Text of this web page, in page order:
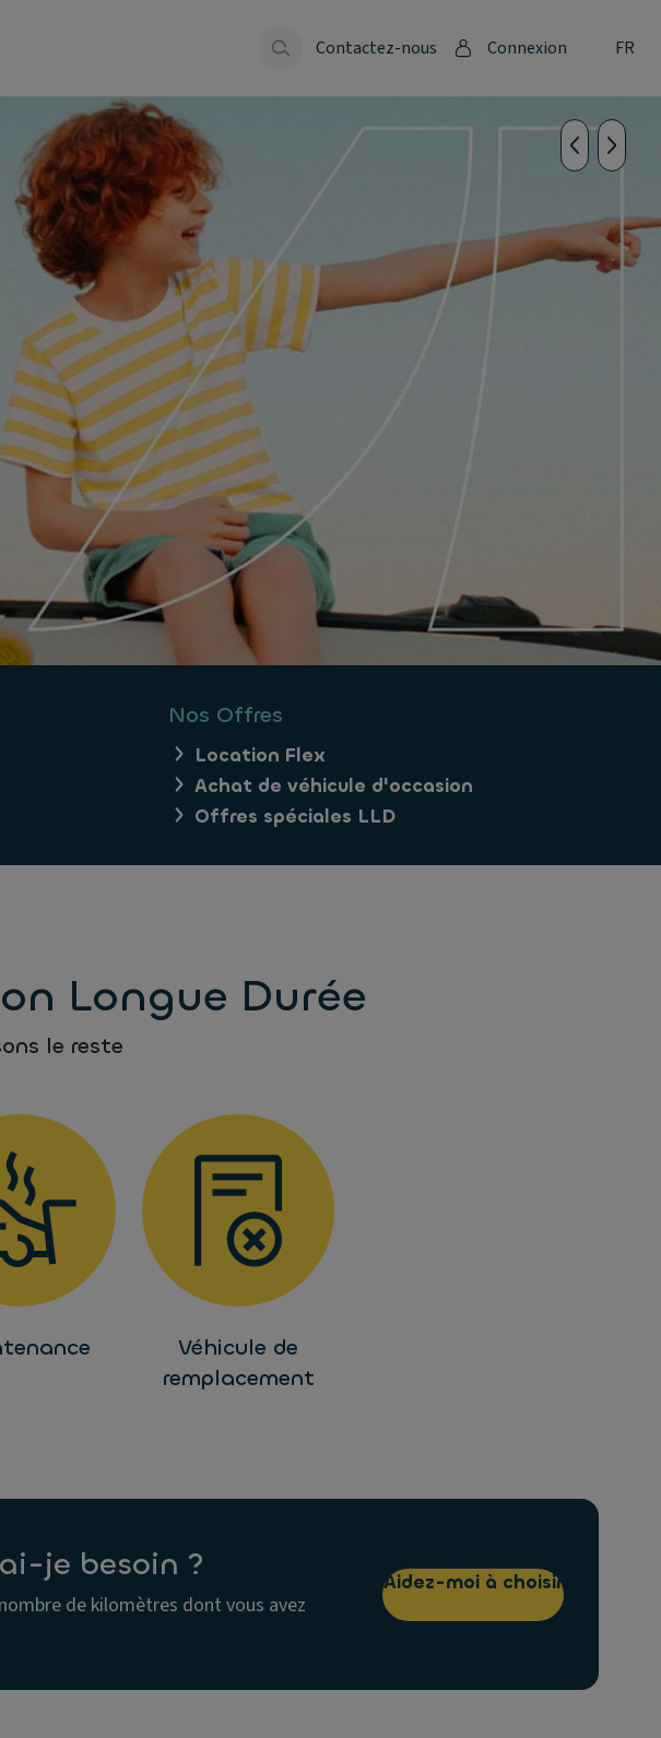
Contactez-nous Connexion FR
Nos Offres
Location Flex
Achat de véhicule d'occasion
Offres spéciales LLD
Longue Durée
le reste
Véhicule de
remplacement
je besoin ?
de kilomètres dont vous avez
Aidez-moi à choisir